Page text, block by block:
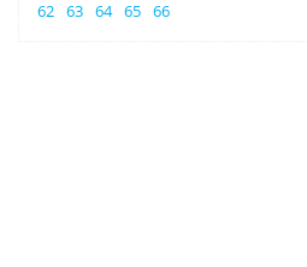
62 63 64 65 66